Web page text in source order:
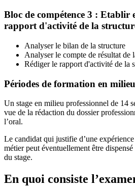
Bloc de compétence 3 : Etablir
rapport d'activité de la
Analyser le bilan de la structure
Analyser le compte de résultat de
Rédiger le rapport d'activité de la
Périodes de formation en
Un stage en milieu professionnel de 14
vue de la rédaction du dossier
l’oral.
Le candidat qui justifie d’une
métier peut éventuellement être
du stage.
En quoi consiste